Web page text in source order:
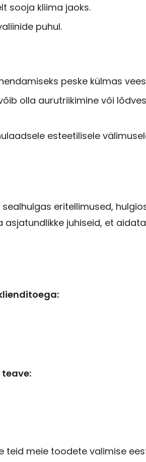
sooja kliima jaoks.
puhul.
peske külmas
olla aurutriikimine või
esteetilisele
sealhulgas eritellimused,
juhiseid, et
teid meie toodete valimise